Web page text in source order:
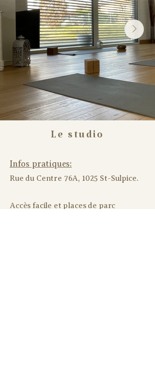
Le studio
Infos pratiques:
Rue du Centre 76A, 1025 St-Sulpice.
Accès facile et places de parc